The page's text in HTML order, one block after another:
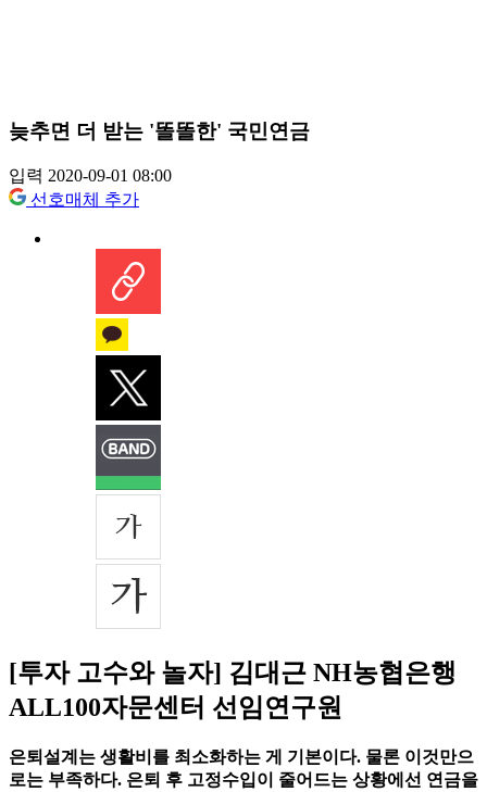
늦추면 더 받는 '똘똘한' 국민연금
입력 2020-09-01 08:00
선호매체 추가
[투자 고수와 놀자] 김대근 NH농협은행
ALL100자문센터 선임연구원
은퇴설계는 생활비를 최소화하는 게 기본이다. 물론 이것만으
로는 부족하다. 은퇴 후 고정수입이 줄어드는 상황에선 연금을